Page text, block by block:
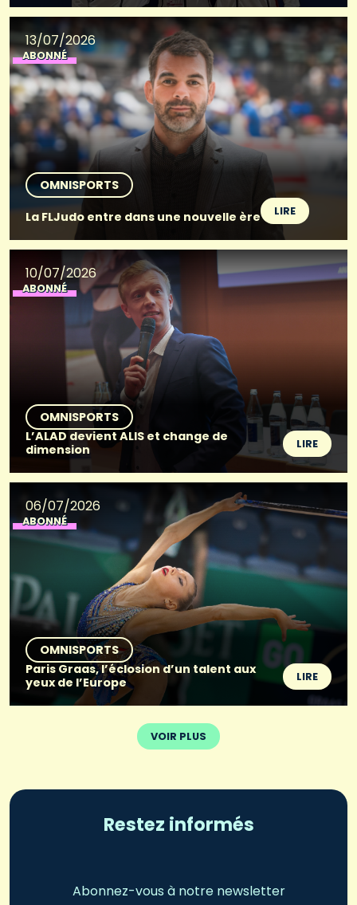
13/07/2026
ABONNÉ
OMNISPORTS
La FLJudo entre dans une nouvelle ère
LIRE
10/07/2026
ABONNÉ
OMNISPORTS
L’ALAD devient ALIS et change de
dimension
LIRE
06/07/2026
ABONNÉ
OMNISPORTS
Paris Graas, l’éclosion d’un talent aux
yeux de l’Europe
LIRE
VOIR PLUS
Restez informés
Abonnez-vous à notre newsletter